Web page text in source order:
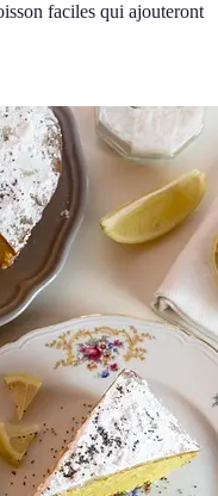
faciles qui ajouteront